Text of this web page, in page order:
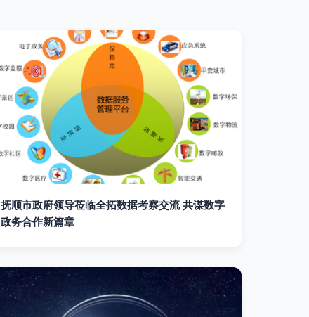
抚顺市政府领导莅临全拓数据考察交流 共谋数字
政务合作新篇章